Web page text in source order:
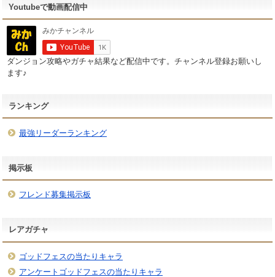
Youtubeで動画配信中
ダンジョン攻略やガチャ結果など配信中です。チャンネル登録お願いし
ます♪
ランキング
最強リーダーランキング
掲示板
フレンド募集掲示板
レアガチャ
ゴッドフェスの当たりキャラ
アンケートゴッドフェスの当たりキャラ